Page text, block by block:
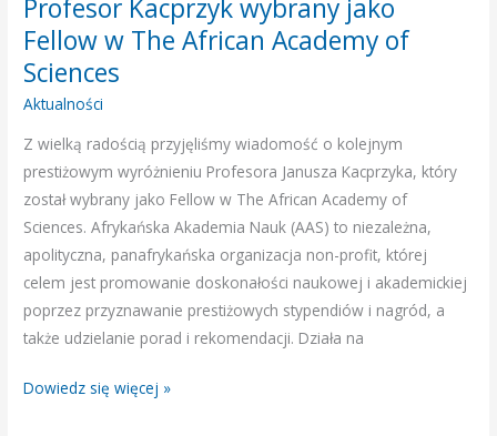
Profesor Kacprzyk wybrany jako
Fellow w The African Academy of
Sciences
Aktualności
Z wielką radością przyjęliśmy wiadomość o kolejnym
prestiżowym wyróżnieniu Profesora Janusza Kacprzyka, który
został wybrany jako Fellow w The African Academy of
Sciences. Afrykańska Akademia Nauk (AAS) to niezależna,
apolityczna, panafrykańska organizacja non-profit, której
celem jest promowanie doskonałości naukowej i akademickiej
poprzez przyznawanie prestiżowych stypendiów i nagród, a
także udzielanie porad i rekomendacji. Działa na
Profesor
Kacprzyk
wybrany
jako
Fellow
w
The
African
Academy
of
Sciences
Dowiedz się więcej »